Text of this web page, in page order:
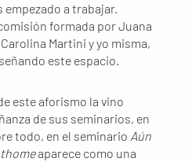
a trabajar.
formada por Juana
Martini y yo misma,
este espacio.
este aforismo la vino
de sus seminarios, en
todo, en el seminario Aún
aparece como una